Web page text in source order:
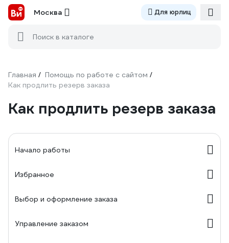
Москва Для юрлиц
Поиск в каталоге
Главная / Помощь по работе с сайтом /
Как продлить резерв заказа
Как продлить резерв заказа
Начало работы
Избранное
Выбор и оформление заказа
Управление заказом